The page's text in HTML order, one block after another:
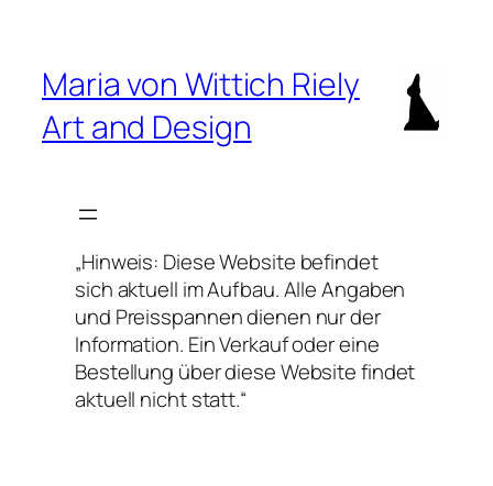
springen
Maria von Wittich Riely
Art and Design
„Hinweis: Diese Website befindet
sich aktuell im Aufbau. Alle Angaben
und Preisspannen dienen nur der
Information. Ein Verkauf oder eine
Bestellung über diese Website findet
aktuell nicht statt.“